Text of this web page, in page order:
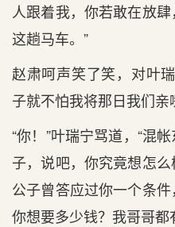
人跟着我，你若敢在放
这趟马车。”
赵肃呵声笑了笑，对叶
子就不怕我将那日我们亲
“你！”叶瑞宁骂道，“混
子，说吧，你究竟想怎
公子曾答应过你一个条件
你想要多少钱？我哥哥都